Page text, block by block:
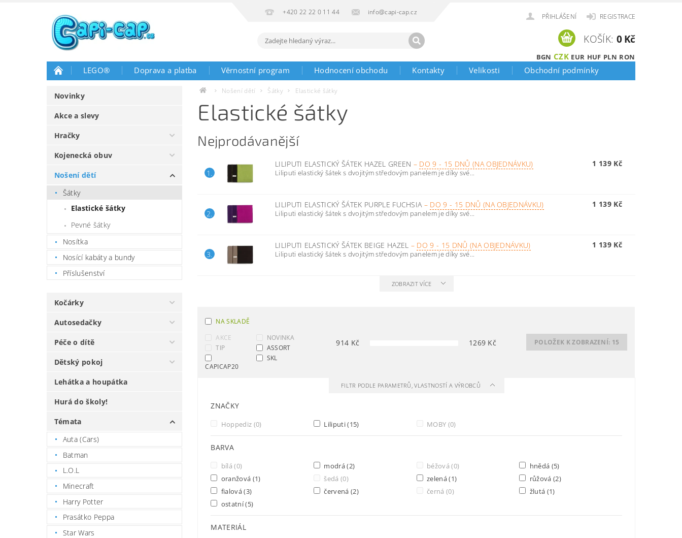
+420 22 22 0 11 44 info@capi-cap.cz
PŘIHLÁŠENÍ REGISTRACE
BGN CZK EUR HUF PLN RON
KOŠÍK: 0 Kč
LEGO® Doprava a platba Věrnostní program Hodnocení obchodu Kontakty Velikosti Obchodní podmínky
Novinky
Akce a slevy
Hračky
Kojenecká obuv
Nošení dětí
Šátky
Elastické šátky
Pevné šátky
Nosítka
Nosící kabáty a bundy
Příslušenství
Kočárky
Autosedačky
Péče o dítě
Dětský pokoj
Lehátka a houpátka
Hurá do školy!
Témata
Auta (Cars)
Batman
L.O.L
Minecraft
Harry Potter
Prasátko Peppa
Star Wars
Nošení dětí Šátky Elastické šátky
Elastické šátky
Nejprodávanější
1.
LILIPUTI ELASTICKÝ ŠÁTEK HAZEL GREEN – DO 9 - 15 DNŮ (NA OBJEDNÁVKU)
Liliputi elastický šátek s dvojitým středovým panelem je díky své...
1 139 Kč
2.
LILIPUTI ELASTICKÝ ŠÁTEK PURPLE FUCHSIA – DO 9 - 15 DNŮ (NA OBJEDNÁVKU)
Liliputi elastický šátek s dvojitým středovým panelem je díky své...
1 139 Kč
3.
LILIPUTI ELASTICKÝ ŠÁTEK BEIGE HAZEL – DO 9 - 15 DNŮ (NA OBJEDNÁVKU)
Liliputi elastický šátek s dvojitým středovým panelem je díky své...
1 139 Kč
ZOBRAZIT VÍCE
NA SKLADĚ
AKCE
NOVINKA
TIP
ASSORT
CAPICAP20
SKL
914 Kč 1269 Kč POLOŽEK K ZOBRAZENÍ: 15
FILTR PODLE PARAMETRŮ, VLASTNOSTÍ A VÝROBCŮ
ZNAČKY
Hoppediz (0) Liliputi(15) MOBY (0)
BARVA
bílá(0) modrá(2) béžová(0) hnědá (5)
oranžová (1) šedá (0) zelená(1) růžová(2)
fialová(3) červená (2) černá(0) žlutá (1)
ostatní(5)
MATERIÁL